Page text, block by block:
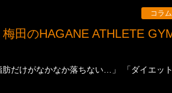
コラム
だけがなかなか落ちない…」 「ダイエット